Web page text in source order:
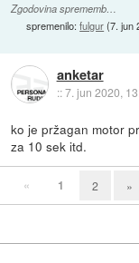
Zgodovina sprememb…
spremenilo:fulgur(7. jun
anketar
::7. jun 2020,
ko je pržagan motor
za 10 sek itd.
« 1 2 »